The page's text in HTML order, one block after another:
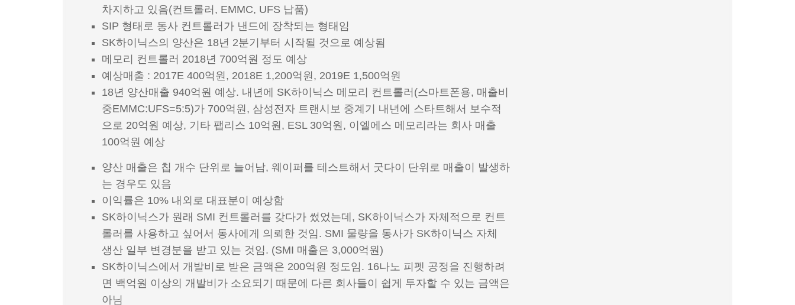
차지하고 있음(컨트롤러, EMMC, UFS 납품)
SIP 형태로 동사 컨트롤러가 낸드에 장착되는 형태임
SK하이닉스의 양산은 18년 2분기부터 시작될 것으로 예상됨
메모리 컨트롤러 2018년 700억원 정도 예상
예상매출 : 2017E 400억원, 2018E 1,200억원, 2019E 1,500억원
18년 양산매출 940억원 예상. 내년에 SK하이닉스 메모리 컨트롤러(스마트폰용, 매출비
중EMMC:UFS=5:5)가 700억원, 삼성전자 트랜시보 중계기 내년에 스타트해서 보수적
으로 20억원 예상, 기타 팹리스 10억원, ESL 30억원, 이엘에스 메모리라는 회사 매출
100억원 예상
양산 매출은 칩 개수 단위로 늘어남, 웨이퍼를 테스트해서 굿다이 단위로 매출이 발생하
는 경우도 있음
이익률은 10% 내외로 대표분이 예상함
SK하이닉스가 원래 SMI 컨트롤러를 갖다가 썼었는데, SK하이닉스가 자체적으로 컨트
롤러를 사용하고 싶어서 동사에게 의뢰한 것임. SMI 물량을 동사가 SK하이닉스 자체
생산 일부 변경분을 받고 있는 것임. (SMI 매출은 3,000억원)
SK하이닉스에서 개발비로 받은 금액은 200억원 정도임. 16나노 피펫 공정을 진행하려
면 백억원 이상의 개발비가 소요되기 때문에 다른 회사들이 쉽게 투자할 수 있는 금액은
아님